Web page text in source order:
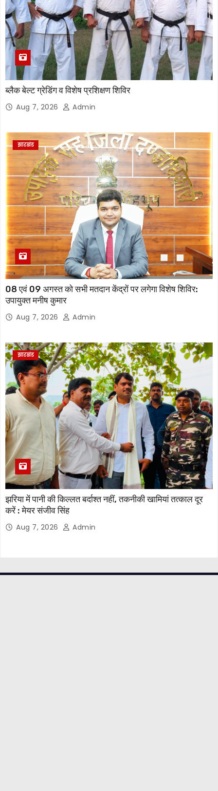
ब्लैक बेल्ट ग्रेडिंग व विशेष प्रशिक्षण शिविर
Aug 7, 2026 Admin
झारखंड
08 एवं 09 अगस्त को सभी मतदान केंद्रों पर लगेगा विशेष शिविर:
उपायुक्त मनीष कुमार
Aug 7, 2026 Admin
झारखंड
झरिया में पानी की किल्लत बर्दाश्त नहीं, तकनीकी खामियां तत्काल दूर
करें : मेयर संजीव सिंह
Aug 7, 2026 Admin